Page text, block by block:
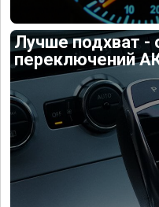
Лучше подхват -
переключений